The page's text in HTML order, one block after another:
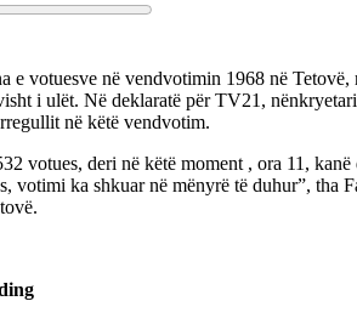
e votuesve në vendvotimin 1968 në
i ulët. Në deklaratë për TV21,
rregullit në këtë vendvotim.
votues, deri në këtë moment , ora 11,
votimi ka shkuar në mënyrë të duhur”, tha